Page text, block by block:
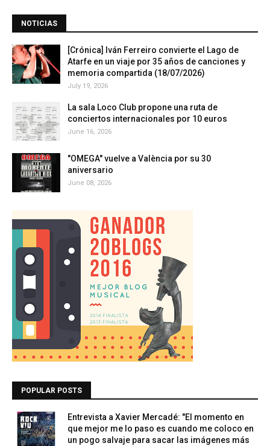
NOTICIAS
[Crónica] Iván Ferreiro convierte el Lago de
Atarfe en un viaje por 35 años de canciones y
memoria compartida (18/07/2026)
July 19, 2026
La sala Loco Club propone una ruta de
conciertos internacionales por 10 euros
June 16, 2026
"OMEGA" vuelve a València por su 30
aniversario
June 08, 2026
POPULAR POSTS
Entrevista a Xavier Mercadé: "El momento en
que mejor me lo paso es cuando me coloco en
un pogo salvaje para sacar las imágenes más